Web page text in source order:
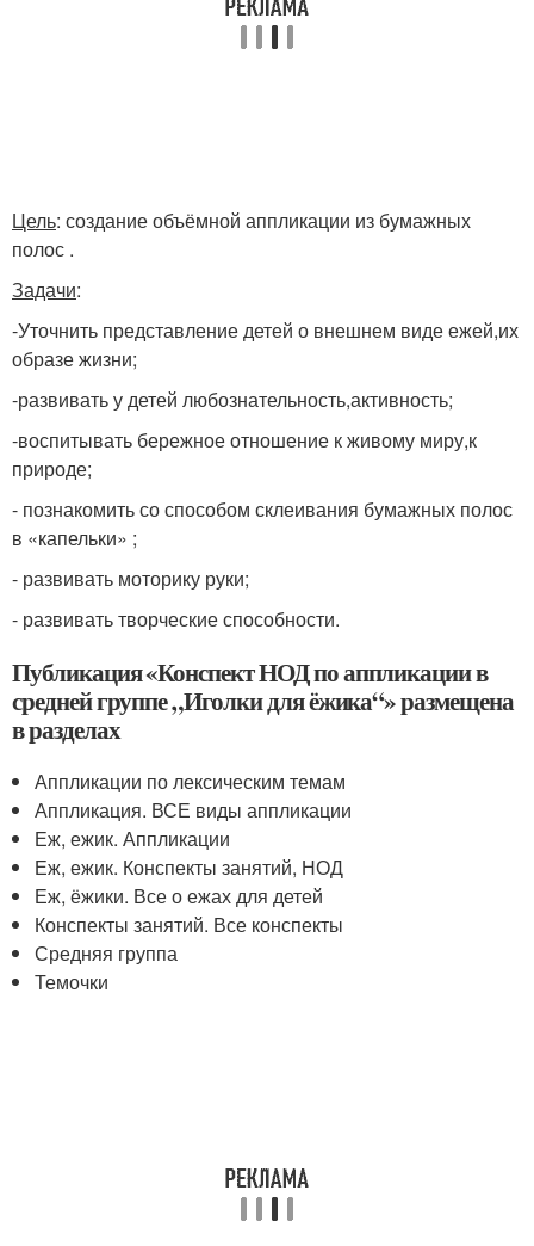
Цель: создание объёмной аппликации из бумажных
полос .
Задачи:
-Уточнить представление детей о внешнем виде ежей,их
образе жизни;
-развивать у детей любознательность,активность;
-воспитывать бережное отношение к живому миру,к
природе;
- познакомить со способом склеивания бумажных полос
в «капельки» ;
- развивать моторику руки;
- развивать творческие способности.
Публикация «Конспект НОД по аппликации в
средней группе „Иголки для ёжика“» размещена
в разделах
Аппликации по лексическим темам
Аппликация. ВСЕ виды аппликации
Еж, ежик. Аппликации
Еж, ежик. Конспекты занятий, НОД
Еж, ёжики. Все о ежах для детей
Конспекты занятий. Все конспекты
Средняя группа
Темочки